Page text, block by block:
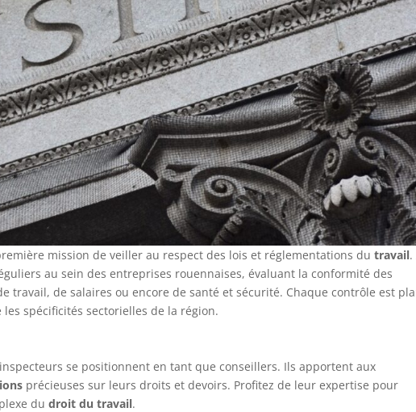
mission de veiller au respect des lois et réglementations dutravail.
au sein des entreprises rouennaises, évaluant la conformité des
travail, de salaires ou encore de santé et sécurité. Chaque contrôle est
spécificités sectorielles de la région.
se positionnent en tant que conseillers. Ils apportent aux
précieuses sur leurs droits et devoirs. Profitez de leur expertise pour
dudroit du travail.